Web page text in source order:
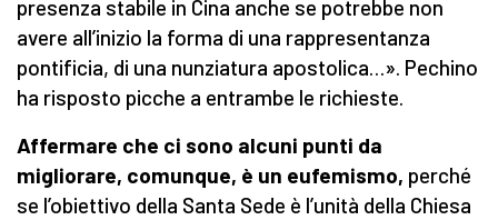
presenza stabile in Cina anche se potrebbe non
avere all’inizio la forma di una rappresentanza
pontificia, di una nunziatura apostolica…». Pechino
ha risposto picche a entrambe le richieste.
Affermare che ci sono alcuni punti da
migliorare, comunque, è un eufemismo, perché
se l’obiettivo della Santa Sede è l’unità della Chiesa